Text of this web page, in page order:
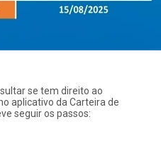
se tem direito ao
aplicativo da Carteira de
seguir os passos: